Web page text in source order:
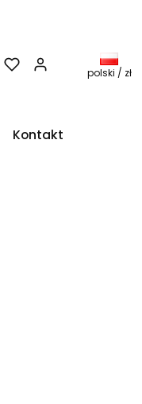
Produkty w
polski / zł
Kontakt